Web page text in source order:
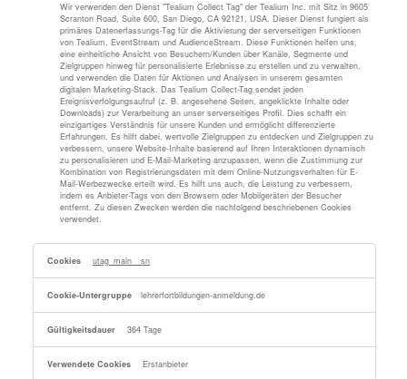
Wir verwenden den Dienst "Tealium Collect Tag" der Tealium Inc. mit Sitz in 9605
Scranton Road, Suite 600, San Diego, CA 92121, USA. Dieser Dienst fungiert als
primäres Datenerfassungs-Tag für die Aktivierung der serverseitigen Funktionen
von Tealium, EventStream und AudienceStream. Diese Funktionen helfen uns,
eine einheitliche Ansicht von Besuchern/Kunden über Kanäle, Segmente und
Zielgruppen hinweg für personalisierte Erlebnisse zu erstellen und zu verwalten,
und verwenden die Daten für Aktionen und Analysen in unserem gesamten
digitalen Marketing-Stack. Das Tealium Collect-Tag sendet jeden
Ereignisverfolgungsaufruf (z. B. angesehene Seiten, angeklickte Inhalte oder
Downloads) zur Verarbeitung an unser serverseitiges Profil. Dies schafft ein
einzigartiges Verständnis für unsere Kunden und ermöglicht differenzierte
Erfahrungen. Es hilft dabei, wertvolle Zielgruppen zu entdecken und Zielgruppen zu
verbessern, unsere Website-Inhalte basierend auf Ihren Interaktionen dynamisch
zu personalisieren und E-Mail-Marketing anzupassen, wenn die Zustimmung zur
Kombination von Registrierungsdaten mit dem Online-Nutzungsverhalten für E-
Mail-Werbezwecke erteilt wird. Es hilft uns auch, die Leistung zu verbessern,
indem es Anbieter-Tags von den Browsern oder Mobilgeräten der Besucher
entfernt. Zu diesen Zwecken werden die nachfolgend beschriebenen Cookies
verwendet.
,Tealium
Collect
Tag
utag_main__sn
lehrerfortbildungen-anmeldung.de
364 Tage
Erstanbieter